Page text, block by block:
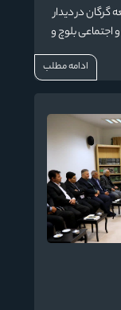
گرگان در دیدار
بلوچ و
و اصالت
به
ادامه مطلب